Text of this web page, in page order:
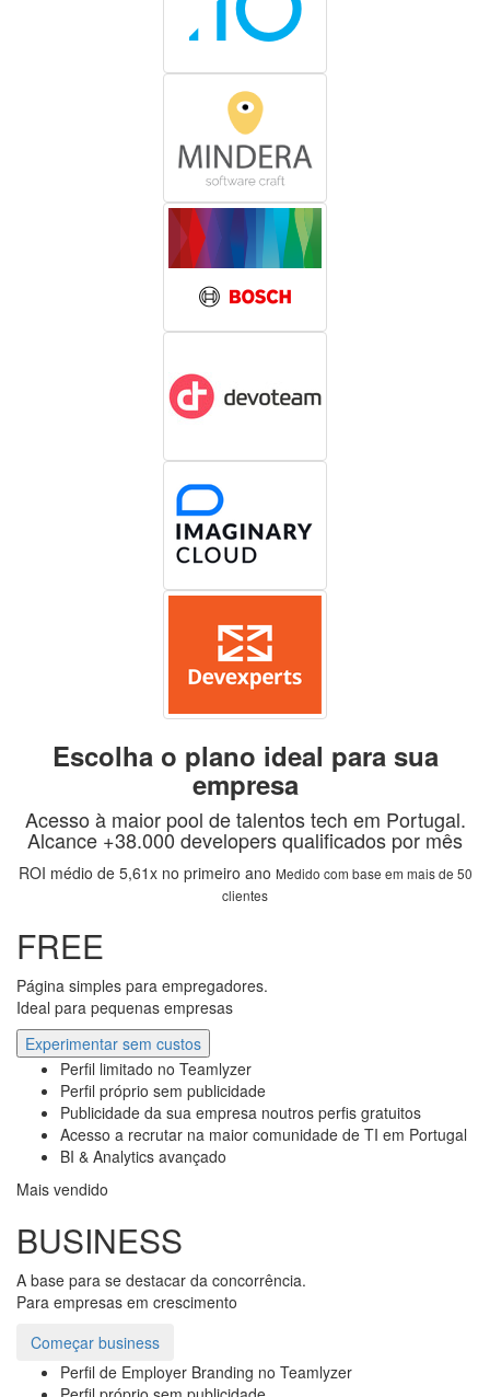
Escolha o plano ideal para sua
empresa
Acesso à maior pool de talentos tech em Portugal.
Alcance +38.000 developers qualificados por mês
ROI médio de 5,61x no primeiro ano Medido com base em mais de 50
clientes
FREE
Página simples para empregadores.
Ideal para pequenas empresas
Experimentar sem custos
Perfil limitado no Teamlyzer
Perfil próprio sem publicidade
Publicidade da sua empresa noutros perfis gratuitos
Acesso a recrutar na maior comunidade de TI em Portugal
BI & Analytics avançado
Mais vendido
BUSINESS
A base para se destacar da concorrência.
Para empresas em crescimento
Começar business
Perfil de Employer Branding no Teamlyzer